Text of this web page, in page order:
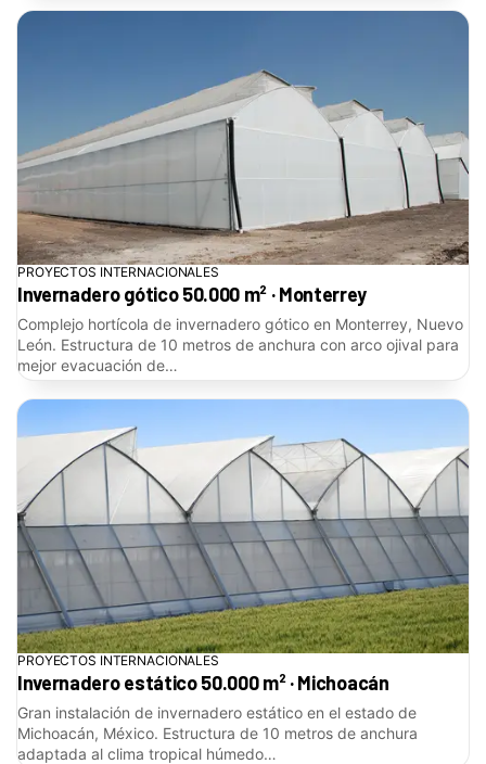
PROYECTOS INTERNACIONALES
Invernadero gótico 50.000 m² · Monterrey
Complejo hortícola de invernadero gótico en Monterrey, Nuevo
León. Estructura de 10 metros de anchura con arco ojival para
mejor evacuación de…
PROYECTOS INTERNACIONALES
Invernadero estático 50.000 m² · Michoacán
Gran instalación de invernadero estático en el estado de
Michoacán, México. Estructura de 10 metros de anchura
adaptada al clima tropical húmedo…